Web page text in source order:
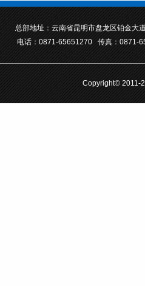
总部地址：云南省昆明市盘龙区铂金大
电话：0871-65651270 传真：0871-
Copyright© 2011-